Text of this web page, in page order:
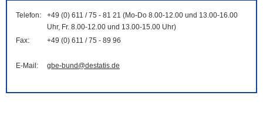
Telefon:
+49 (0) 611 / 75 - 81 21 (Mo-Do 8.00-12.00 und 13.00-16.00
Uhr, Fr. 8.00-12.00 und 13.00-15.00 Uhr)
Fax:
+49 (0) 611 / 75 - 89 96
E-Mail: gbe-bund@destatis.de